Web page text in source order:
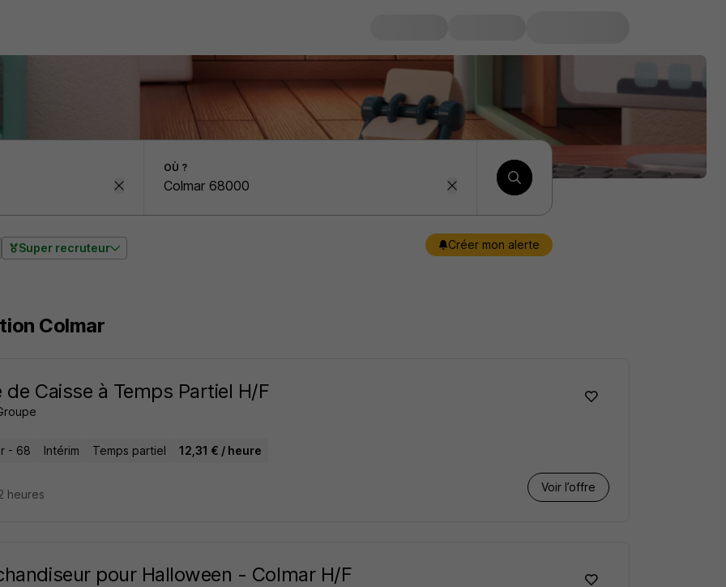
OÙ ?
Super recruteur Créer mon alerte
Colmar
de Caisse à Temps Partiel H/F
- 68 Intérim Temps partiel 12,31 € / heure
Voir l’offre
heures
pour Halloween - Colmar H/F